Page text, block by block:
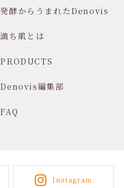
発酵からうまれたDenovis
満ち肌とは
PRODUCTS
Denovis編集部
FAQ
Instagram